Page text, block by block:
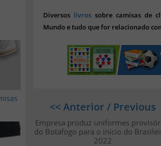
Diversos livros sobre camisas de
Mundo e tudo que for relacionado
<< Anterior / Previous
Empresa produz uniformes
do Botafogo para o início do
2022